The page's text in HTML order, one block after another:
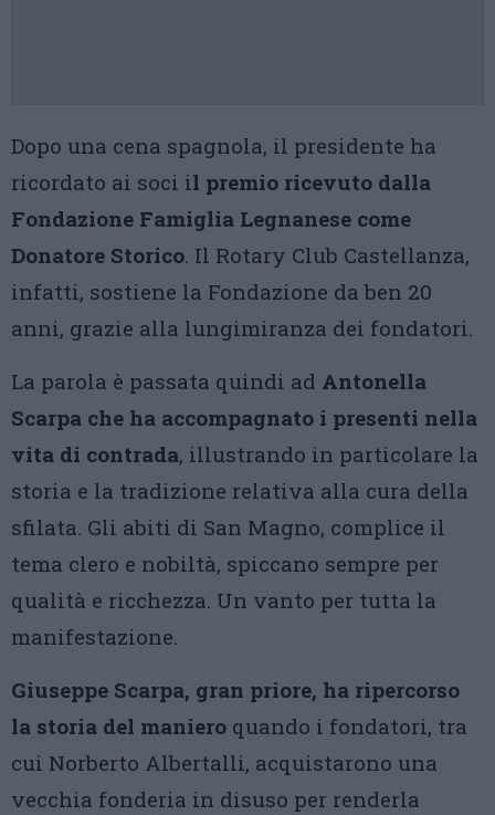
Dopo una cena spagnola, il presidente ha
ricordato ai soci il premio ricevuto dalla
Fondazione Famiglia Legnanese come
Donatore Storico. Il Rotary Club Castellanza,
infatti, sostiene la Fondazione da ben 20
anni, grazie alla lungimiranza dei fondatori.
La parola è passata quindi ad Antonella
Scarpa che ha accompagnato i presenti nella
vita di contrada, illustrando in particolare la
storia e la tradizione relativa alla cura della
sfilata. Gli abiti di San Magno, complice il
tema clero e nobiltà, spiccano sempre per
qualità e ricchezza. Un vanto per tutta la
manifestazione.
Giuseppe Scarpa, gran priore, ha ripercorso
la storia del maniero quando i fondatori, tra
cui Norberto Albertalli, acquistarono una
vecchia fonderia in disuso per renderla